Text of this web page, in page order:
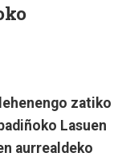
zatiko
Lasuen
aurrealdeko